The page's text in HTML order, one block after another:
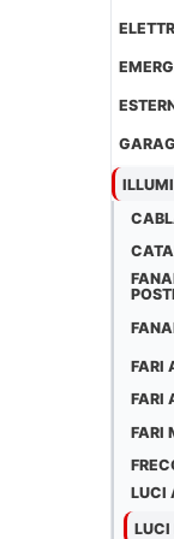
FARI
FARI
FARI
LUCI
LUCI